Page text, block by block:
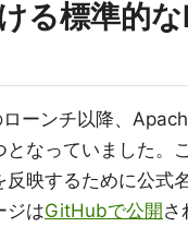
る標準的
ーンチ以降、
となっていました
反映するために公
ジはGitHubで公開 さ